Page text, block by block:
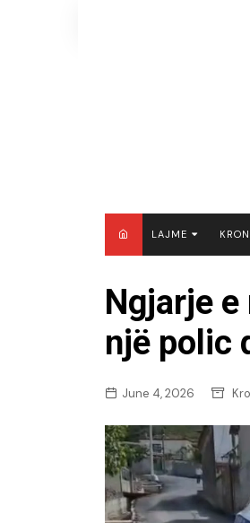
LAJME
KOSOVË
SHQIPËRI
RAJON
BOTË
Ngjarje
një polic
June 4, 2026